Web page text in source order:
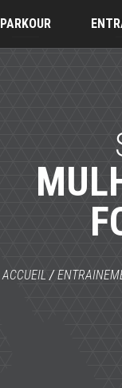
PARKOUR
ACCUEIL /